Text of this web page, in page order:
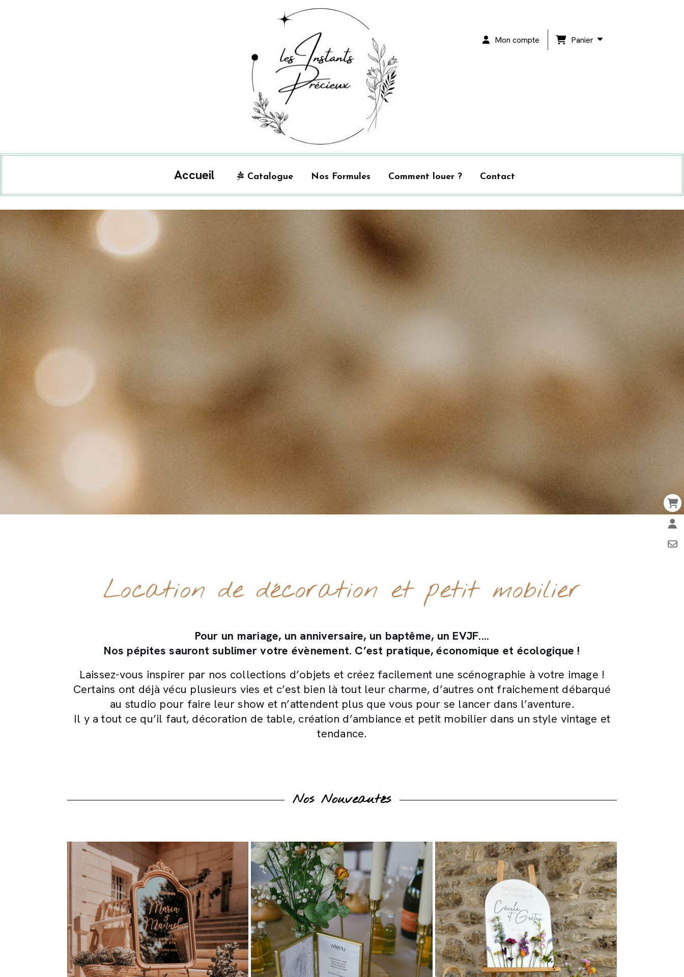
Mon compte Panier
Accueil Catalogue Nos Formules Comment louer ? Contact
Location de décoration et petit mobilier
Pour un mariage, un anniversaire, un baptême, un EVJF....
Nos pépites sauront sublimer votre évènement. C’est pratique, économique et écologique !
Laissez-vous inspirer par nos collections d’objets et créez facilement une scénographie à votre image !
Certains ont déjà vécu plusieurs vies et c’est bien là tout leur charme, d’autres ont fraichement débarqué
au studio pour faire leur show et n’attendent plus que vous pour se lancer dans l’aventure.
Il y a tout ce qu’il faut, décoration de table, création d’ambiance et petit mobilier dans un style vintage et
tendance.
Nos Nouveautés